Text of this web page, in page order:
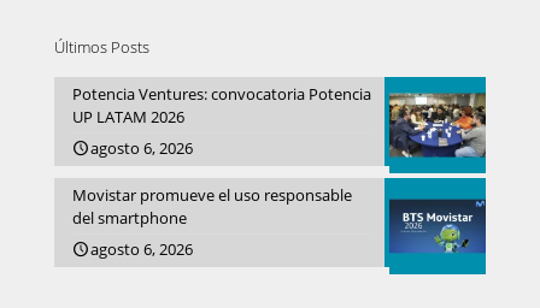
Últimos Posts
Potencia Ventures: convocatoria Potencia
UP LATAM 2026
agosto 6, 2026
Movistar promueve el uso responsable
del smartphone
agosto 6, 2026